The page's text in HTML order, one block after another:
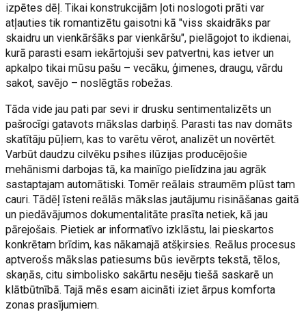
izpētes dēļ. Tikai konstrukcijām ļoti noslogoti prāti var
atļauties tik romantizētu gaisotni kā "viss skaidrāks par
skaidru un vienkāršāks par vienkāršu", pielāgojot to ikdienai,
kurā parasti esam iekārtojuši sev patvertni, kas ietver un
apkalpo tikai mūsu pašu – vecāku, ģimenes, draugu, vārdu
sakot, savējo – noslēgtās robežas.
Tāda vide jau pati par sevi ir drusku sentimentalizēts un
pašrocīgi gatavots mākslas darbiņš. Parasti tas nav domāts
skatītāju pūļiem, kas to varētu vērot, analizēt un novērtēt.
Varbūt daudzu cilvēku psihes ilūzijas producējošie
mehānismi darbojas tā, ka mainīgo pielīdzina jau agrāk
sastaptajam automātiski. Tomēr reālais straumēm plūst tam
cauri. Tādēļ īsteni reālās mākslas jautājumu risināšanas gaitā
un piedāvājumos dokumentalitāte prasīta netiek, kā jau
pārejošais. Pietiek ar informatīvo izklāstu, lai pieskartos
konkrētam brīdim, kas nākamajā atšķirsies. Reālus procesus
aptverošs mākslas patiesums būs ievērpts tekstā, tēlos,
skaņās, citu simbolisko sakārtu nesēju tiešā saskarē un
klātbūtnībā. Tajā mēs esam aicināti iziet ārpus komforta
zonas prasījumiem.